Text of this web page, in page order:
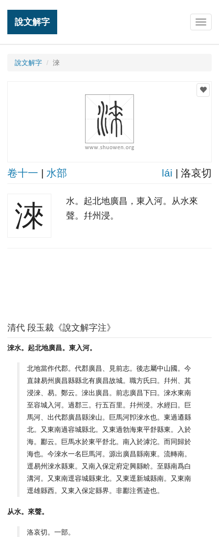
說文解字
說文解字 淶
卷十一 | 水部 lái | 洛哀切
淶
水。起北地廣昌，東入河。从水來
聲。幷州浸。
清代 段玉裁《說文解字注》
淶水。起北地廣昌。東入河。
北地當作代郡。代郡廣昌、見前志。後志屬中山國。今
直隷易州廣昌縣縣北有廣昌故城。職方氏曰。幷州、其
浸淶、易。鄭云。淶出廣昌。前志廣昌下曰。淶水東南
至容城入河。過郡三。行五百里。幷州浸。水經曰。巨
馬河、出代郡廣昌縣淶山。巨馬河卽淶水也。東過逎縣
北。又東南過容城縣北。又東過勃海東平舒縣東。入於
海。酈云。巨馬水於東平舒北。南入於滹沱。而同歸於
海也。今淶水一名巨馬河。源出廣昌縣南東。流轉南。
逕易州淶水縣東。又南入保定府定興縣畍。至縣南爲白
溝河。又東南逕容城縣東北。又東逕新城縣南。又東南
逕雄縣西。又東入保定縣界。非酈注舊迹也。
从水。來聲。
洛哀切。一部。